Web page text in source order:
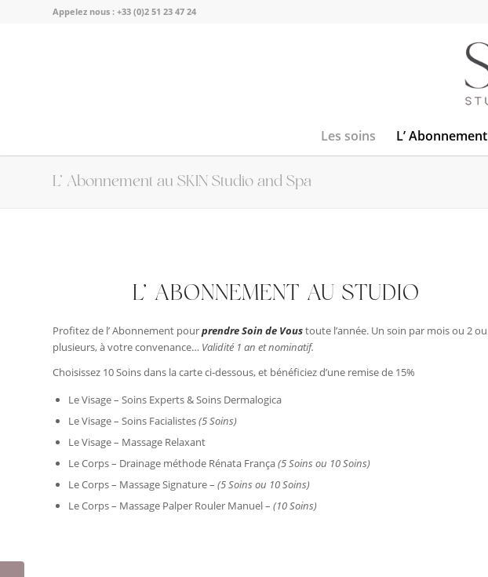
Appelez nous : +33 (0)2 51 23 47 24
Les soins L’ Abonnement
L’ Abonnement au SKIN Studio and Spa
L’ ABONNEMENT AU STUDIO
Profitez de l’ Abonnement pourprendre Soin de Voustoute l’année. Un soin par mois ou 2 ou
plusieurs, à votre convenance… Validité 1 an et nominatif.
Choisissez 10 Soins dans la carte ci-dessous, et bénéficiez d’une remise de 15%
Le Visage – Soins Experts & Soins Dermalogica
Le Visage – Soins Facialistes(5 Soins)
Le Visage – Massage Relaxant
Le Corps – Drainage méthode Rénata França(5 Soins ou 10 Soins)
Le Corps – Massage Signature – (5 Soins ou 10 Soins)
Le Corps – Massage Palper Rouler Manuel – (10 Soins)